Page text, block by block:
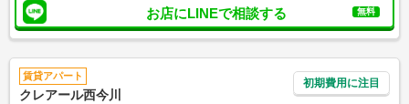
お店にLINEで相談する 無料
賃貸アパート
クレアール西今川
初期費用に注目